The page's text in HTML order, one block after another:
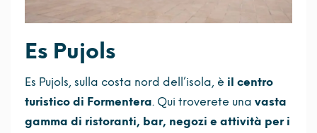
Es Pujols
Es Pujols, sulla costa nord dell’isola, è il centro
turistico di Formentera. Qui troverete una vasta
gamma di ristoranti, bar, negozi e attività per i